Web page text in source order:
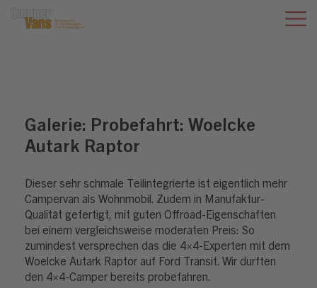
Galerie: Probefahrt: Woelcke
Autark Raptor
Dieser sehr schmale Teilintegrierte ist eigentlich mehr
Campervan als Wohnmobil. Zudem in Manufaktur-
Qualität gefertigt, mit guten Offroad-Eigenschaften
bei einem vergleichsweise moderaten Preis: So
zumindest versprechen das die 4×4-Experten mit dem
Woelcke Autark Raptor auf Ford Transit. Wir durften
den 4×4-Camper bereits probefahren.